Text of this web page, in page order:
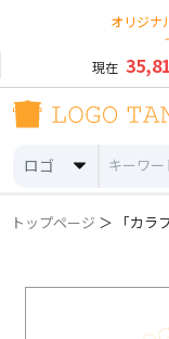
オリジナ
現在
ロゴ
トップページ ＞ 「カラ